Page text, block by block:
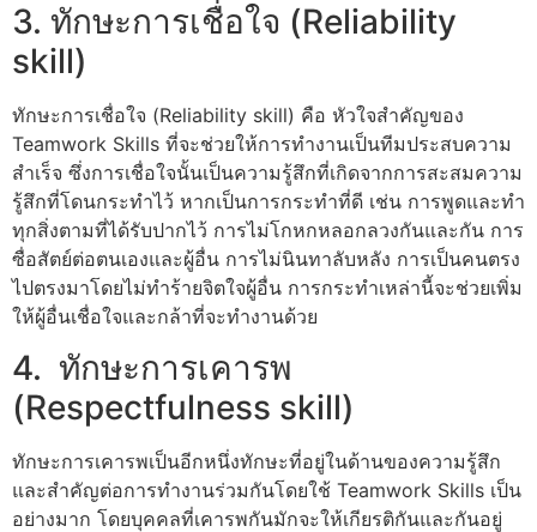
3. ทักษะการเชื่อใจ (Reliability
skill)
ทักษะการเชื่อใจ (Reliability skill) คือ หัวใจสำคัญของ
Teamwork Skills ที่จะช่วยให้การทำงานเป็นทีมประสบความ
สำเร็จ ซึ่งการเชื่อใจนั้นเป็นความรู้สึกที่เกิดจากการสะสมความ
รู้สึกที่โดนกระทำไว้ หากเป็นการกระทำที่ดี เช่น การพูดและทำ
ทุกสิ่งตามที่ได้รับปากไว้ การไม่โกหกหลอกลวงกันและกัน การ
ซื่อสัตย์ต่อตนเองและผู้อื่น การไม่นินทาลับหลัง การเป็นคนตรง
ไปตรงมาโดยไม่ทำร้ายจิตใจผู้อื่น การกระทำเหล่านี้จะช่วยเพิ่ม
ให้ผู้อื่นเชื่อใจและกล้าที่จะทำงานด้วย
4. ทักษะการเคารพ
(Respectfulness skill)
ทักษะการเคารพเป็นอีกหนึ่งทักษะที่อยู่ในด้านของความรู้สึก
และสำคัญต่อการทำงานร่วมกันโดยใช้ Teamwork Skills เป็น
อย่างมาก โดยบุคคลที่เคารพกันมักจะให้เกียรติกันและกันอยู่